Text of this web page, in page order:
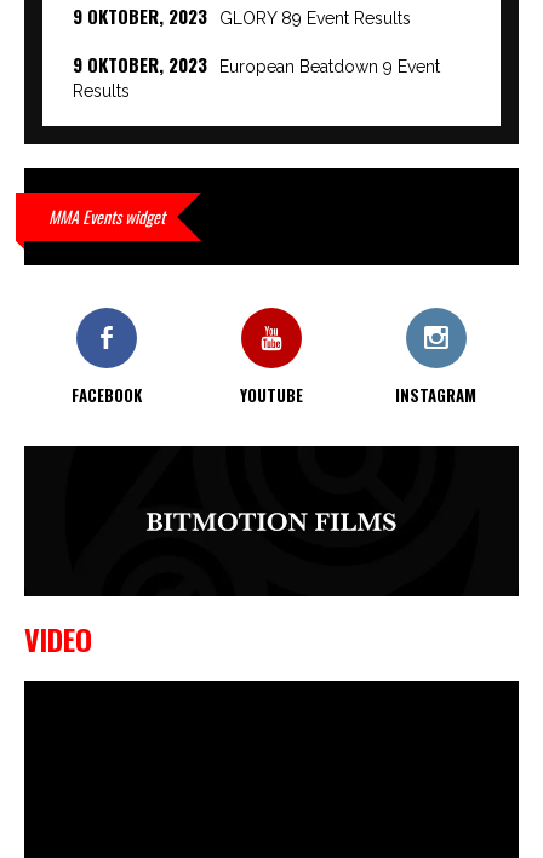
9 OKTOBER, 2023 GLORY 89 Event Results
9 OKTOBER, 2023
European Beatdown 9 Event
Results
9 OKTOBER, 2023
waar hij van gemaakt is…
KO bij CWA Lowlands 7
MMA Events widget
FACEBOOK YOUTUBE INSTAGRAM
VIDEO